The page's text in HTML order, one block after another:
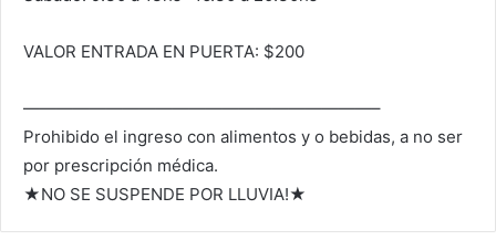
VALOR ENTRADA EN PUERTA: $200
—————————————————————–
Prohibido el ingreso con alimentos y o bebidas, a no ser
por prescripción médica.
★NO SE SUSPENDE POR LLUVIA!★